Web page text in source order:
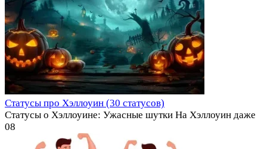
Статусы про Хэллоуин (30 статусов)
Статусы о Хэллоуине: Ужасные шутки На Хэллоуин даже
08